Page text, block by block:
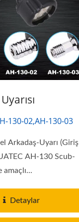
130-02,AH-130-03
Arkadaş-Uyarı (Giriş
AH-130 Scub-
Detaylar